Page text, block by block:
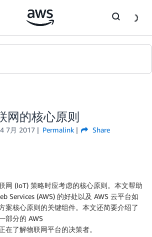
网的核心原则
7月 2017 Permalink Share
网 (IoT) 策略时应考虑的核心原则。本文帮助
Services (AWS) 的好处以及 AWS 云平台如
案核心原则的关键组件。本文还简要介绍了
部分的 AWS
在了解物联网平台的决策者。